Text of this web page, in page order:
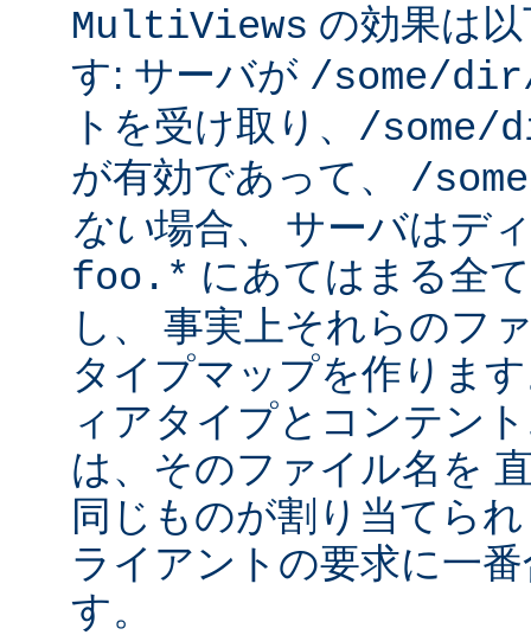
MultiViews の効果は
す: サーバが /some/
トを受け取り、 /some/
が有効であって、 /
ない場合、 サーバはデ
foo.* にあてはまる全
し、 事実上それらのフ
タイプマップを作りま
ィアタイプとコンテン
は、そのファイル名を
同じものが割り当てら
ライアントの要求に一
す。